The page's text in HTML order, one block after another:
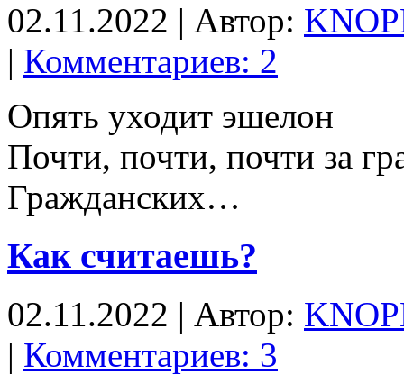
02.11.2022 | Автор:
| Комментариев: 2
Опять уходит эшелон
Почти, почти, почти за
Гражданских…
Как считаешь?
02.11.2022 | Автор:
| Комментариев: 3